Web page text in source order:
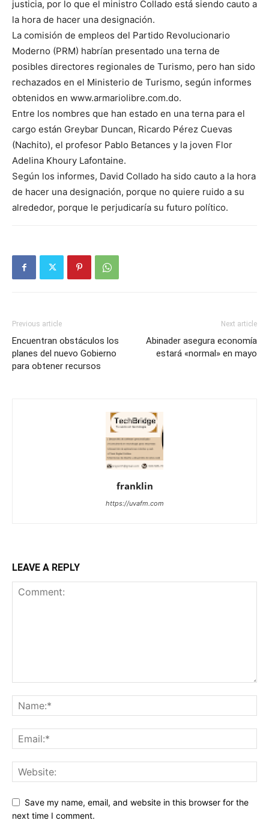
justicia, por lo que el ministro Collado está siendo cauto a
la hora de hacer una designación.
La comisión de empleos del Partido Revolucionario
Moderno (PRM) habrían presentado una terna de
posibles directores regionales de Turismo, pero han sido
rechazados en el Ministerio de Turismo, según informes
obtenidos en www.armariolibre.com.do.
Entre los nombres que han estado en una terna para el
cargo están Greybar Duncan, Ricardo Pérez Cuevas
(Nachito), el profesor Pablo Betances y la joven Flor
Adelina Khoury Lafontaine.
Según los informes, David Collado ha sido cauto a la hora
de hacer una designación, porque no quiere ruido a su
alrededor, porque le perjudicaría su futuro político.
Previous article
Encuentran obstáculos los
planes del nuevo Gobierno
para obtener recursos
Next article
Abinader asegura economía
estará «normal» en mayo
franklin
https://uvafm.com
LEAVE A REPLY
Save my name, email, and website in this browser for the
next time I comment.